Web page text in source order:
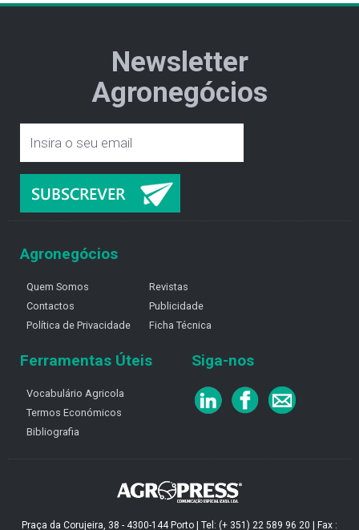
Newsletter
Agronegócios
Agronegócios
Quem Somos
Contactos
Política de Privacidade
Revistas
Publicidade
Ficha Técnica
Ferramentas Úteis
Vocabulário Agricola
Termos Económicos
Bibliografia
Siga-nos
Praça da Corujeira, 38 - 4300-144 Porto | Tel: (+ 351) 22 589 96 20 | Fax :